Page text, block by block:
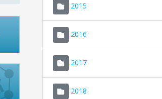
2015
2016
2017
2018